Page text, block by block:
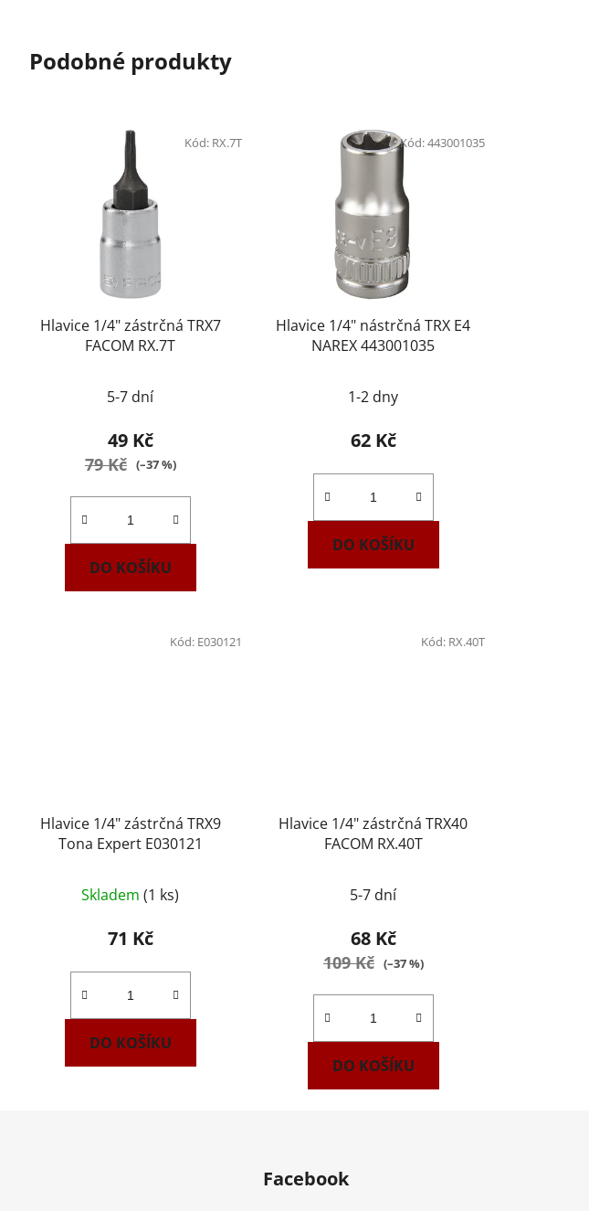
Podobné produkty
Hlavice 1/4" zástrčná TRX7
FACOM RX.7T
5-7 dní
49 Kč
79 Kč (–37 %)
DO KOŠÍKU
Kód: RX.7T
Hlavice 1/4" nástrčná TRX E4
NAREX 443001035
1-2 dny
62 Kč
DO KOŠÍKU
Kód:443001035
Hlavice 1/4" zástrčná TRX9
Tona Expert E030121
Skladem(1 ks)
71 Kč
DO KOŠÍKU
Kód: E030121
Hlavice 1/4" zástrčná TRX40
FACOM RX.40T
5-7 dní
68 Kč
109 Kč (–37 %)
DO KOŠÍKU
Kód: RX.40T
Facebook